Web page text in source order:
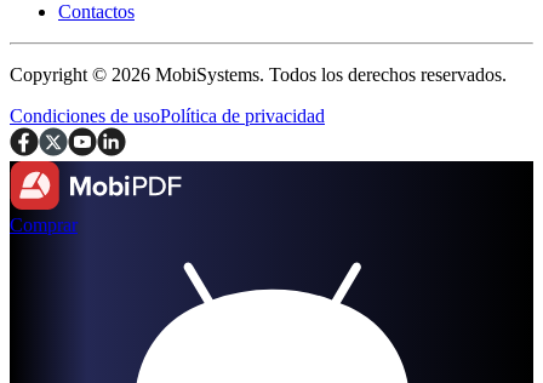
Contactos
Copyright © 2026 MobiSystems. Todos los derechos reservados.
Condiciones de usoPolítica de privacidad
Comprar